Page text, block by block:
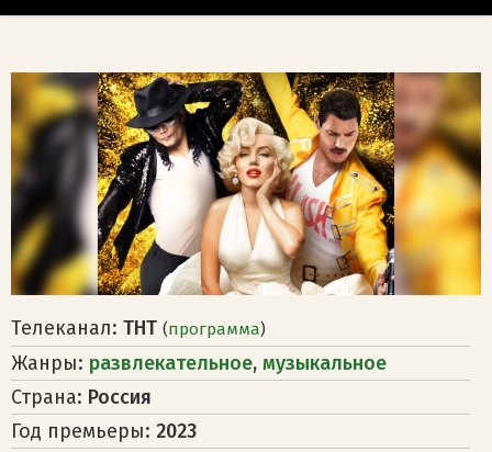
Телеканал: ТНТ (программа)
Жанры: развлекательное, музыкальное
Страна: Россия
Год премьеры: 2023